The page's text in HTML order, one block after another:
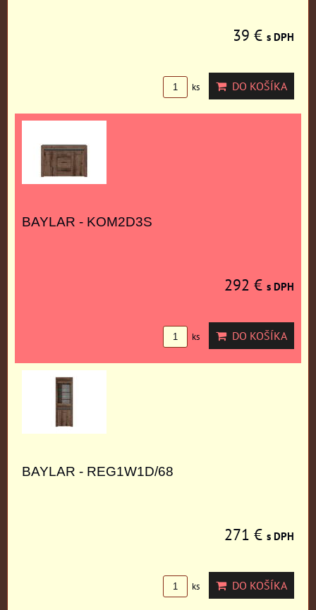
39 € s DPH
ks DO KOŠÍKA
BAYLAR - KOM2D3S
292 € s DPH
ks DO KOŠÍKA
BAYLAR - REG1W1D/68
271 € s DPH
ks DO KOŠÍKA